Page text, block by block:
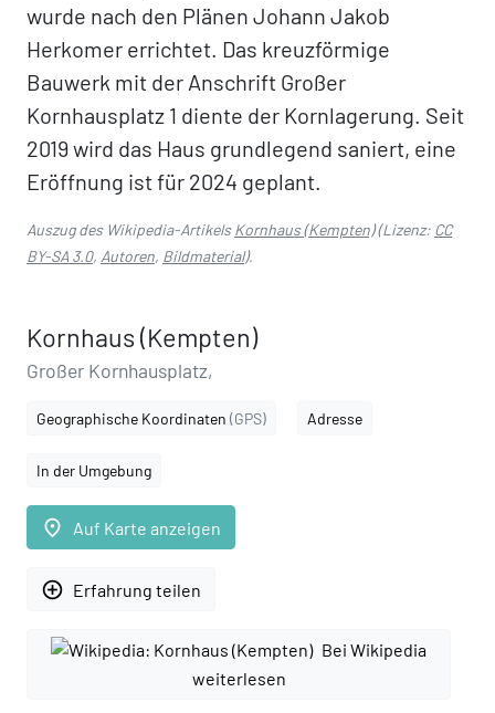
wurde nach den Plänen Johann Jakob
Herkomer errichtet. Das kreuzförmige
Bauwerk mit der Anschrift Großer
Kornhausplatz 1 diente der Kornlagerung. Seit
2019 wird das Haus grundlegend saniert, eine
Eröffnung ist für 2024 geplant.
Auszug des Wikipedia-ArtikelsKornhaus (Kempten)(Lizenz: CC
BY-SA 3.0, Autoren, Bildmaterial).
Kornhaus (Kempten)
Großer Kornhausplatz,
Geographische Koordinaten (GPS) Adresse
In der Umgebung
place Auf Karte anzeigen
add_circle_outline Erfahrung teilen
Bei Wikipedia
weiterlesen